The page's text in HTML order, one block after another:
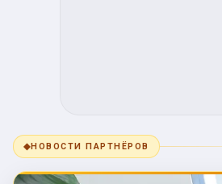
◆НОВОСТИ ПАРТНЁРОВ